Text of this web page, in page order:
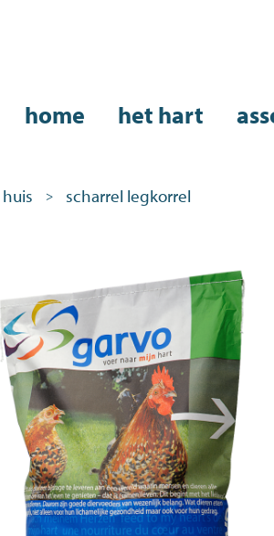
home het hart
> scharrel legkorrel